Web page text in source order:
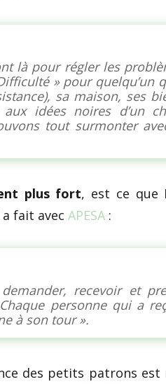
là pour régler les
» pour quelqu’un
sa maison, ses
idées noires d’un
tout surmonter
plus fort, est ce que
a fait avec APESA :
demander, recevoir et
personne qui a
à son tour ».
des petits patrons est